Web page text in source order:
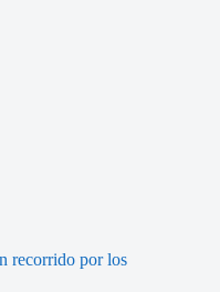
recorrido por los